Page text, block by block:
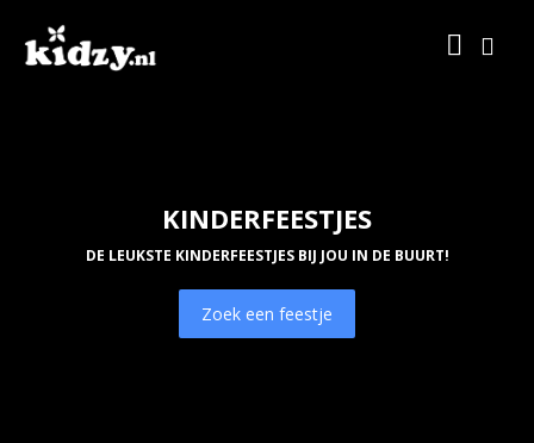
KINDERFEESTJES
DE LEUKSTE KINDERFEESTJES BIJ JOU IN DE BUURT!
Zoek een feestje